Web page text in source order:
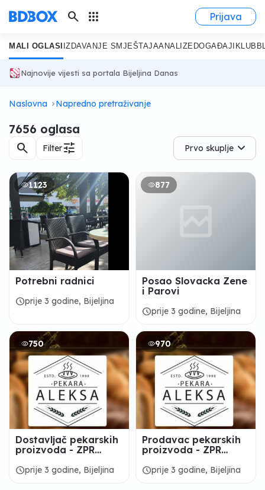
search apps Prijava
MALI OGLASI IZDAVANJE SMJEŠTAJAANALIZE DOGAĐAJI KLUB
Najnovije vijesti sa portala Bijeljina Danas
Naslovna Napredno pretraživanje
7656 oglasa
search Filtertune Prvo skuplje
1123
Potrebni radnici
scheduleprije 3 godine, Bijeljina
877
Posao Slovacka Zene
i Parovi
scheduleprije 3 godine, Bijeljina
750
Dostavljač pekarskih
proizvoda - ZPR
Bijeljina
scheduleprije 3 godine, Bijeljina
970
Prodavac pekarskih
proizvoda - ZPR
Bijeljina
scheduleprije 3 godine, Bijeljina